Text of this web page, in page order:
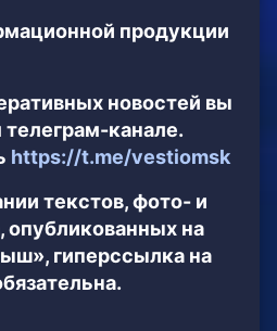
продукции
новостей вы
канале.
https://t.me/vestiomsk
текстов, фото- и
опубликованных на
гиперссылка на